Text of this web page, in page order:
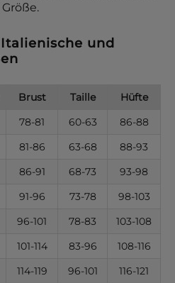
und
Brust Taille
Hüfte
78-81 60-63
86-88
81-86 63-68
88-93
86-91 68-73
93-98
91-96 73-78
98-103
96-101 78-83
103-108
101-114 83-96
108-116
114-119 96-101
116-121